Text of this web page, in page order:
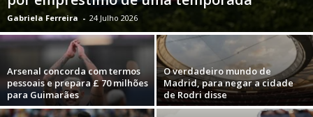
Gabriela Ferreira - 24 Julho 2026
Arsenal concorda com termos
pessoais e prepara £ 70 milhões
para Guimarães
O verdadeiro mundo de
Madrid, para negar a cidade
de Rodri disse